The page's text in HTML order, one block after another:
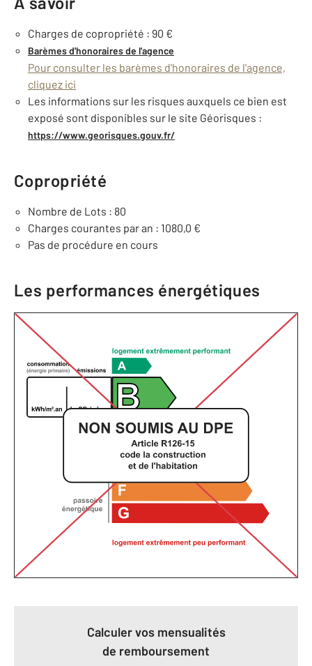
Charges de copropriété : 90 €
Barèmes d'honoraires de l'agence
Pour consulter les barèmes d'honoraires de l'agence,
cliquez ici
Les informations sur les risques auxquels ce bien est
exposé sont disponibles sur le site Géorisques :
https://www.georisques.gouv.fr/
Copropriété
Nombre de Lots : 80
Charges courantes par an : 1080,0 €
Pas de procédure en cours
Les performances énergétiques
Calculer vos mensualités
de remboursement